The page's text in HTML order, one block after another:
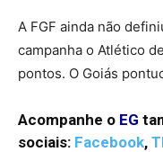
A FGF ainda não
campanha o Atlético
pontos. O Goiás
Acompanhe o EG
sociais: Facebook,